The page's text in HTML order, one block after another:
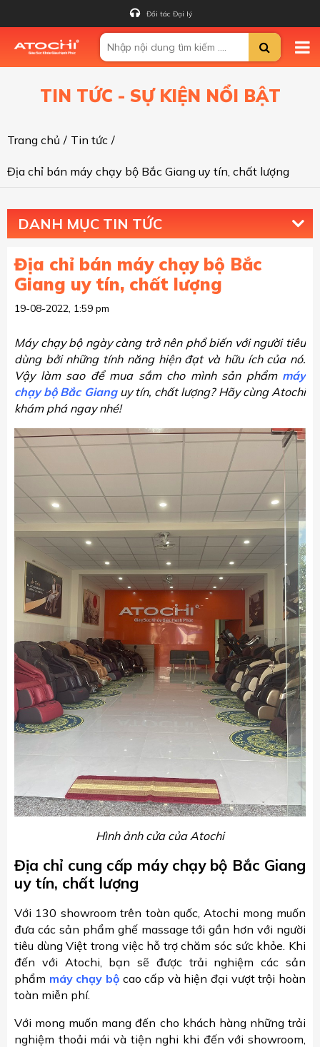
Đối tác Đại lý
TIN TỨC - SỰ KIỆN NỔI BẬT
Trang chủ / Tin tức /
Địa chỉ bán máy chạy bộ Bắc Giang uy tín, chất lượng
DANH MỤC TIN TỨC
Địa chỉ bán máy chạy bộ Bắc
Giang uy tín, chất lượng
19-08-2022, 1:59 pm
Máy chạy bộ ngày càng trở nên phổ biến với người tiêu
dùng bởi những tính năng hiện đạt và hữu ích của nó.
Vậy làm sao để mua sắm cho mình sản phẩm máy
chạy bộ Bắc Gianguy tín, chất lượng? Hãy cùng Atochi
khám phá ngay nhé!
Hình ảnh cửa của Atochi
Địa chỉ cung cấp máy chạy bộ Bắc Giang
uy tín, chất lượng
Với 130 showroom trên toàn quốc, Atochi mong muốn
đưa các sản phẩm ghế massage tới gần hơn với người
tiêu dùng Việt trong việc hỗ trợ chăm sóc sức khỏe. Khi
đến với Atochi, bạn sẽ được trải nghiệm các sản
phẩm máy chạy bộcao cấp và hiện đại vượt trội hoàn
toàn miễn phí.
Với mong muốn mang đến cho khách hàng những trải
nghiệm thoải mái và tiện nghi khi đến với showroom,